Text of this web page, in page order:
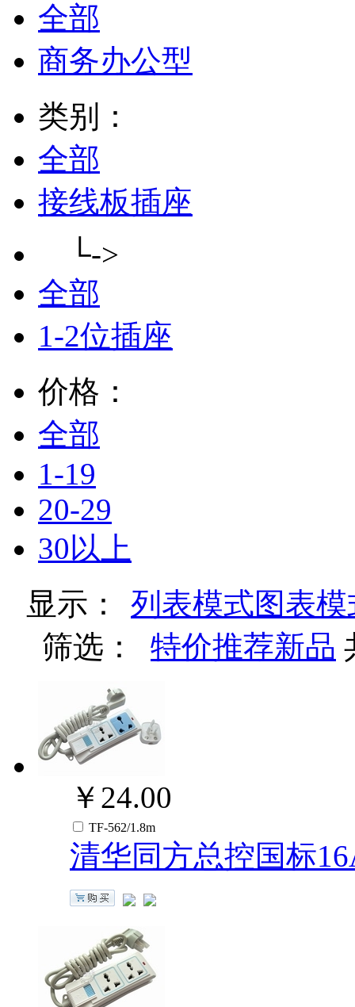
全部
商务办公型
类别：
全部
接线板插座
└->
全部
1-2位插座
价格：
全部
1-19
20-29
30以上
显示：
列表模式图表模
筛选：
特价推荐新品
￥24.00
TF-562/1.8m
清华同方总控国标